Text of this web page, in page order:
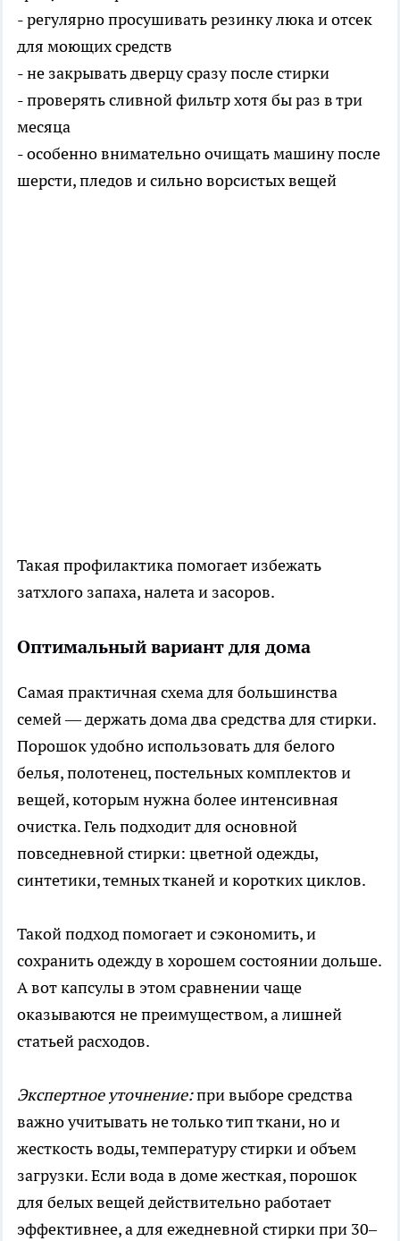
- регулярно просушивать резинку люка и отсек
для моющих средств
- не закрывать дверцу сразу после стирки
- проверять сливной фильтр хотя бы раз в три
месяца
- особенно внимательно очищать машину после
шерсти, пледов и сильно ворсистых вещей
Такая профилактика помогает избежать
затхлого запаха, налета и засоров.
Оптимальный вариант для дома
Самая практичная схема для большинства
семей — держать дома два средства для стирки.
Порошок удобно использовать для белого
белья, полотенец, постельных комплектов и
вещей, которым нужна более интенсивная
очистка. Гель подходит для основной
повседневной стирки: цветной одежды,
синтетики, темных тканей и коротких циклов.
Такой подход помогает и сэкономить, и
сохранить одежду в хорошем состоянии дольше.
А вот капсулы в этом сравнении чаще
оказываются не преимуществом, а лишней
статьей расходов.
Экспертное уточнение:при выборе средства
важно учитывать не только тип ткани, но и
жесткость воды, температуру стирки и объем
загрузки. Если вода в доме жесткая, порошок
для белых вещей действительно работает
эффективнее, а для ежедневной стирки при 30–